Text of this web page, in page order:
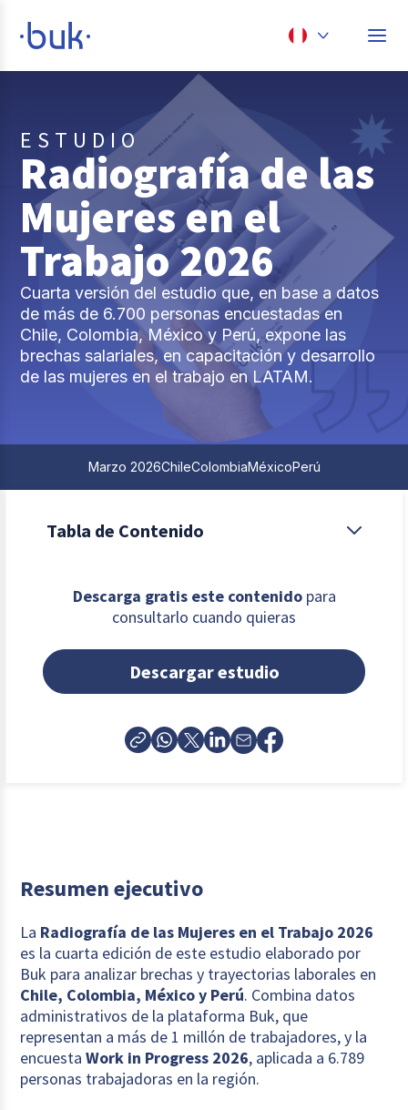
Chile
Colombia
Perú
México
Brasil
ESTUDIO
Radiografía de las
Mujeres en el
Trabajo 2026
Cuarta versión del estudio que, en base a datos
de más de 6.700 personas encuestadas en
Chile, Colombia, México y Perú, expone las
brechas salariales, en capacitación y desarrollo
de las mujeres en el trabajo en LATAM.
Marzo 2026ChileColombiaMéxicoPerú
Tabla de Contenido
Introducción
Sobre el estudio
capacitaciones
Recomendaciones
Zoom por país
Referencias
Descarga gratis este contenidopara
consultarlo cuando quieras
Descargar estudio
Resumen ejecutivo
La Radiografía de las Mujeres en el Trabajo 2026
es la cuarta edición de este estudio elaborado por
Buk para analizar brechas y trayectorias laborales en
Chile, Colombia, México y Perú. Combina datos
administrativos de la plataforma Buk, que
representan a más de 1 millón de trabajadores, y la
encuestaWork in Progress 2026, aplicada a 6.789
personas trabajadoras en la región.